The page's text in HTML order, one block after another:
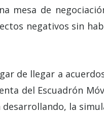
mesa de
negativos sin
de llegar a
del Escuadrón
la